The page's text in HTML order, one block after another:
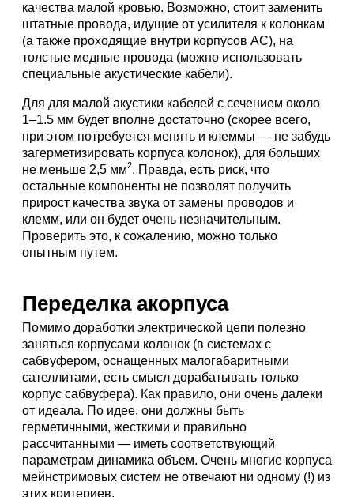
качества малой кровью. Возможно, стоит заменить
штатные провода, идущие от усилителя к колонкам
(а также проходящие внутри корпусов АС), на
толстые медные провода (можно использовать
специальные акустические кабели).
Для для малой акустики кабелей с сечением около
1–1.5 мм будет вполне достаточно (скорее всего,
при этом потребуется менять и клеммы — не забудь
загерметизировать корпуса колонок), для больших
не меньше 2,5 мм2. Правда, есть риск, что
остальные компоненты не позволят получить
прирост качества звука от замены проводов и
клемм, или он будет очень незначительным.
Проверить это, к сожалению, можно только
опытным путем.
Переделка акорпуса
Помимо доработки электрической цепи полезно
заняться корпусами колонок (в системах с
сабвуфером, оснащенных малогабаритными
сателлитами, есть смысл дорабатывать только
корпус сабвуфера). Как правило, они очень далеки
от идеала. По идее, они должны быть
герметичными, жесткими и правильно
рассчитанными — иметь соответствующий
параметрам динамика объем. Очень многие корпуса
мейнстримовых систем не отвечают ни одному (!) из
этих критериев.